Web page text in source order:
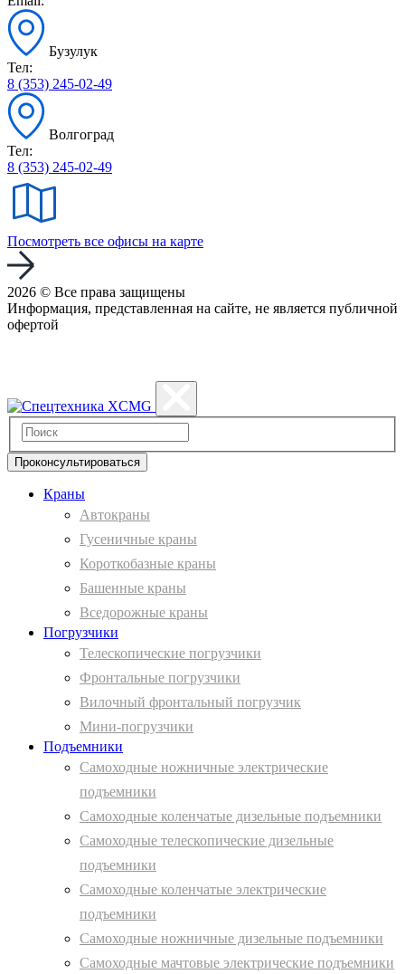
Бузулук
Тел:
8 (353) 245-02-49
Волгоград
Тел:
8 (353) 245-02-49
Посмотреть все офисы на карте
2026 © Все права защищены
Информация, представленная на сайте, не является публичной
офертой
Проконсультироваться
Краны
Автокраны
Гусеничные краны
Короткобазные краны
Башенные краны
Вcедорожные краны
Погрузчики
Телескопические погрузчики
Фронтальные погрузчики
Вилочный фронтальный погрузчик
Мини-погрузчики
Подъемники
Самоходные ножничные электрические
подъемники
Самоходные коленчатые дизельные подъемники
Самоходные телескопические дизельные
подъемники
Самоходные коленчатые электрические
подъемники
Самоходные ножничные дизельные подъемники
Самоходные мачтовые электрические подъемники